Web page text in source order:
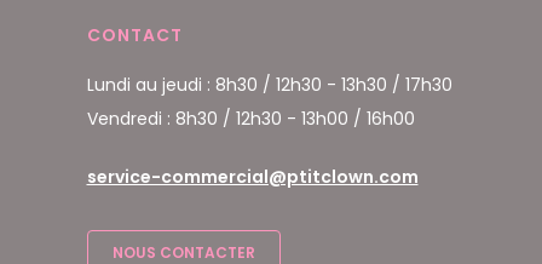
CONTACT
Lundi au jeudi : 8h30 / 12h30 - 13h30 / 17h30
Vendredi : 8h30 / 12h30 - 13h00 / 16h00
service-commercial@ptitclown.com
NOUS CONTACTER